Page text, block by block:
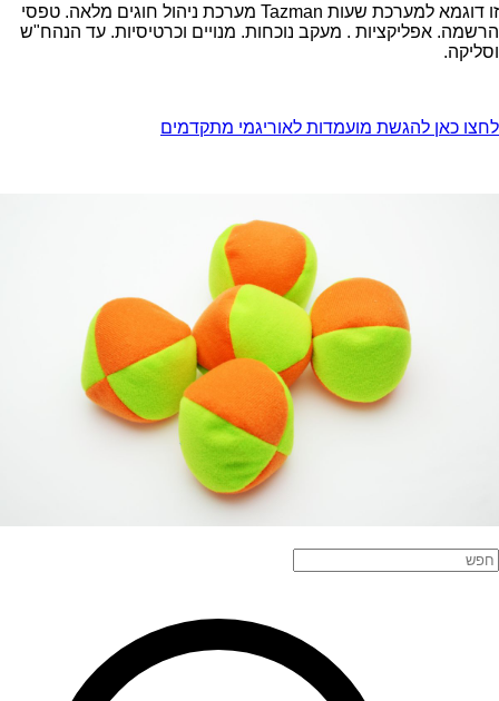
זו דוגמא למערכת שעות Tazman מערכת ניהול חוגים מלאה. טפסי
הרשמה. אפליקציות . מעקב נוכחות. מנויים וכרטיסיות. עד הנהח"ש
וסליקה.
לחצו כאן להגשת מועמדות לאוריגמי מתקדמים